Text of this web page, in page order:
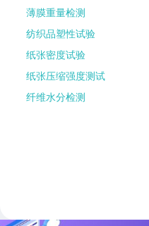
薄膜重量检测
纺织品塑性试验
纸张密度试验
纸张压缩强度测试
纤维水分检测